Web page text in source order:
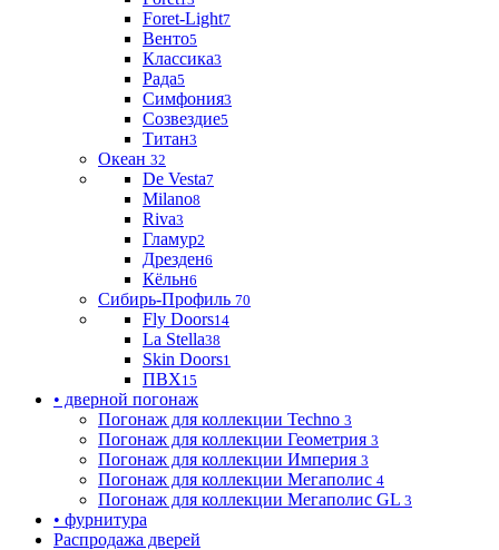
Foret-Light7
Венто5
Классика3
Рада5
Симфония3
Созвездие5
Титан3
Океан 32
De Vesta7
Milano8
Riva3
Гламур2
Дрезден6
Кёльн6
Сибирь-Профиль 70
Fly Doors14
La Stella38
Skin Doors1
ПВХ15
• дверной погонаж
Погонаж для коллекции Techno 3
Погонаж для коллекции Геометрия 3
Погонаж для коллекции Империя 3
Погонаж для коллекции Мегаполис 4
Погонаж для коллекции Мегаполис GL 3
• фурнитура
Распродажа дверей